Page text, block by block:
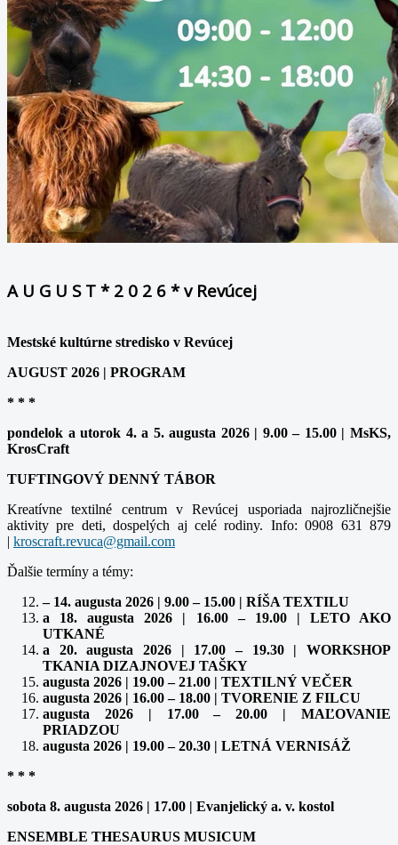
A U G U S T * 2 0 2 6 * v Revúcej
Mestské kultúrne stredisko v Revúcej
AUGUST 2026 | PROGRAM
* * *
pondelok a utorok 4. a 5. augusta 2026 | 9.00 – 15.00 | MsKS,
KrosCraft
TUFTINGOVÝ DENNÝ TÁBOR
Kreatívne textilné centrum v Revúcej usporiada najrozličnejšie
aktivity pre deti, dospelých aj celé rodiny. Info: 0908 631 879
|
Ďalšie termíny a témy:
– 14. augusta 2026 | 9.00 – 15.00 | RÍŠA TEXTILU
a 18. augusta 2026 | 16.00 – 19.00 | LETO AKO
UTKANÉ
a 20. augusta 2026 | 17.00 – 19.30 | WORKSHOP
TKANIA DIZAJNOVEJ TAŠKY
augusta 2026 | 19.00 – 21.00 | TEXTILNÝ VEČER
augusta 2026 | 16.00 – 18.00 | TVORENIE Z FILCU
augusta 2026 | 17.00 – 20.00 | MAĽOVANIE
PRIADZOU
augusta 2026 | 19.00 – 20.30 | LETNÁ VERNISÁŽ
* * *
sobota 8. augusta 2026 | 17.00 | Evanjelický a. v. kostol
ENSEMBLE THESAURUS MUSICUM